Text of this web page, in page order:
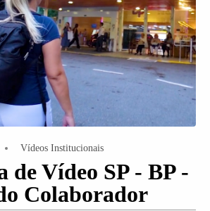
Vídeos Institucionais
de Vídeo SP - BP -
Colaborador